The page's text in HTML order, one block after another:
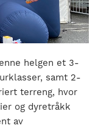
helgen et 3-
samt 2-
terreng, hvor
og dyretråkk
av